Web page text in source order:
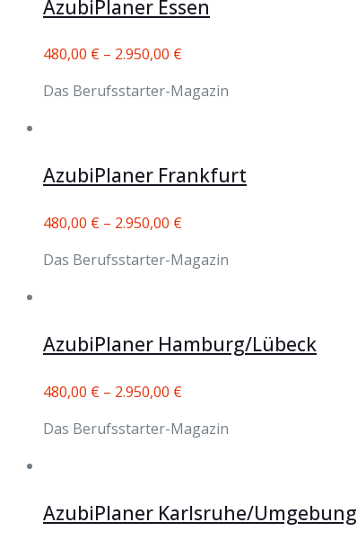
AzubiPlaner Essen
480,00 € – 2.950,00 €
Das Berufsstarter-Magazin
AzubiPlaner Frankfurt
480,00 € – 2.950,00 €
Das Berufsstarter-Magazin
AzubiPlaner Hamburg/Lübeck
480,00 € – 2.950,00 €
Das Berufsstarter-Magazin
AzubiPlaner Karlsruhe/Umgebung